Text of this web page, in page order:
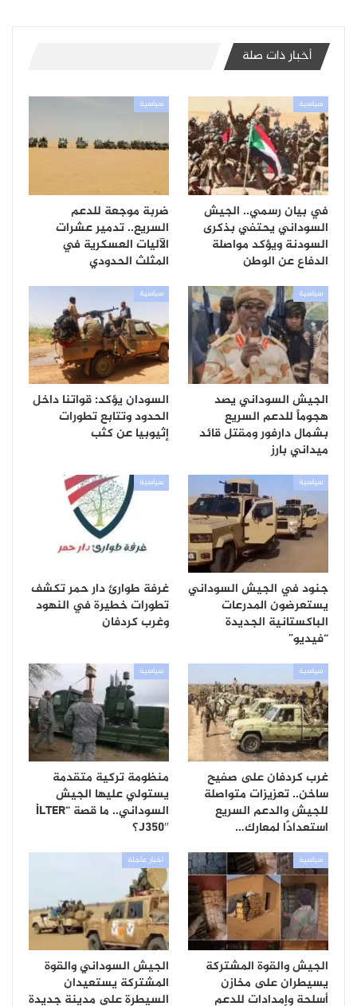
أخبار ذات صلة
سياسية
في بيان رسمي.. الجيش
السوداني يحتفي بذكرى
السودنة ويؤكد مواصلة
الدفاع عن الوطن
سياسية
ضربة موجعة للدعم
السريع.. تدمير عشرات
الآليات العسكرية في
المثلث الحدودي
سياسية
الجيش السوداني يصد
هجوماً للدعم السريع
بشمال دارفور ومقتل قائد
ميداني بارز
سياسية
السودان يؤكد: قواتنا داخل
الحدود وتتابع تطورات
إثيوبيا عن كثب
سياسية
جنود في الجيش السوداني
يستعرضون المدرعات
الباكستانية الجديدة
“فيديو”
سياسية
غرفة طوارئ دار حمر تكشف
تطورات خطيرة في النهود
وغرب كردفان
سياسية
غرب كردفان على صفيح
ساخن.. تعزيزات متواصلة
للجيش والدعم السريع
استعدادًا لمعارك…
سياسية
منظومة تركية متقدمة
يستولي عليها الجيش
السوداني.. ما قصة “İLTER
J350″؟
سياسية
الجيش والقوة المشتركة
يسيطران على مخازن
أسلحة وإمدادات للدعم
أخبار عاجلة
الجيش السوداني والقوة
المشتركة يستعيدان
السيطرة على مدينة جديدة